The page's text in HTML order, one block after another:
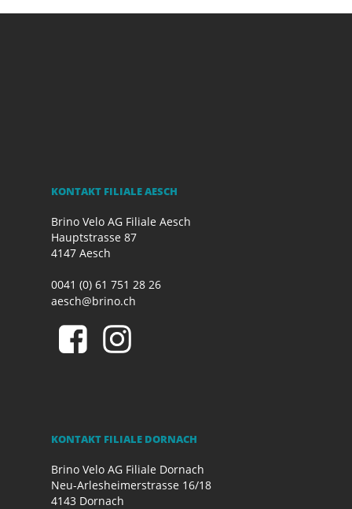
KONTAKT FILIALE AESCH
Brino Velo AG Filiale Aesch
Hauptstrasse 87
4147 Aesch
0041 (0) 61 751 28 26
aesch@brino.ch
KONTAKT FILIALE DORNACH
Brino Velo AG Filiale Dornach
Neu-Arlesheimerstrasse 16/18
4143 Dornach